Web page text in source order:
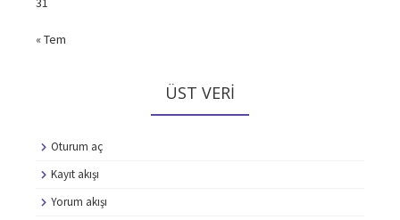
« Tem
ÜST VERI
Oturum aç
Kayıt akışı
Yorum akışı